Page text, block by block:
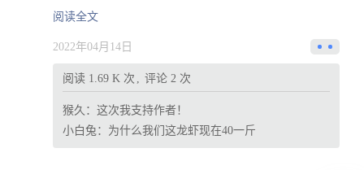
阅读全文
2022年04月14日
阅读 1.69 K 次 评论 2 次
猴久： 这次我支持作者！
小白兔： 为什么我们这龙虾现在40一斤